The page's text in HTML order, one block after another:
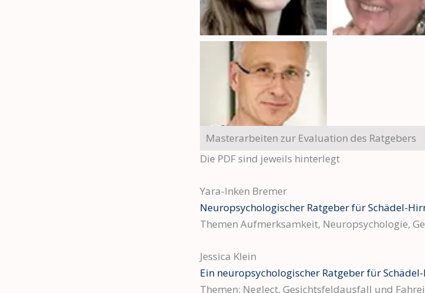
Masterarbeiten zur Evaluation des Ratgebers
Die PDF sind jeweils hinterlegt
Yara-Inken Bremer
Neuropsychologischer Ratgeber für Schädel-
Themen Aufmerksamkeit, Neuropsychologie,
Jessica Klein
Ein neuropsychologischer Ratgeber für
Themen: Neglect, Gesichtsfeldausfall und